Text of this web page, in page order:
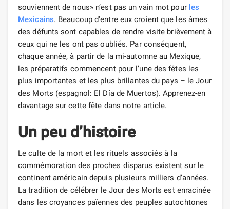
souviennent de nous» n’est pas un vain mot pour les
Mexicains. Beaucoup d’entre eux croient que les âmes
des défunts sont capables de rendre visite brièvement à
ceux qui ne les ont pas oubliés. Par conséquent,
chaque année, à partir de la mi-automne au Mexique,
les préparatifs commencent pour l’une des fêtes les
plus importantes et les plus brillantes du pays – le Jour
des Morts (espagnol: El Día de Muertos). Apprenez-en
davantage sur cette fête dans notre article.
Un peu d’histoire
Le culte de la mort et les rituels associés à la
commémoration des proches disparus existent sur le
continent américain depuis plusieurs milliers d’années.
La tradition de célébrer le Jour des Morts est enracinée
dans les croyances païennes des peuples autochtones